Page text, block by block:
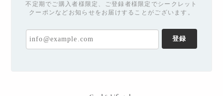
不定期でご購入者様限定、ご登録者様限定でシークレット
クーポンなどお知らせをお届けすることがございます。
登録